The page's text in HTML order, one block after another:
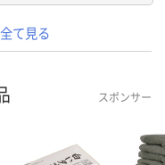
て見る
スポンサー